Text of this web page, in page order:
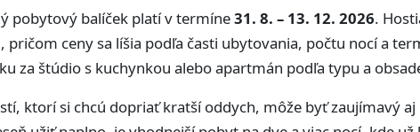
pobytový balíček platí v termíne31. 8. – 13. 12. 2026.
pričom ceny sa líšia podľa časti ubytovania, počtu nocí a
za štúdio s kuchynkou alebo apartmán podľa typu a
ktorí si chcú dopriať kratší oddych, môže byť zaujímavý